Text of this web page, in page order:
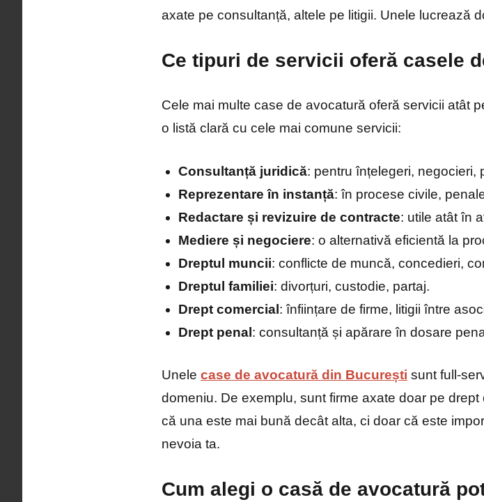
axate pe consultanță, altele pe litigii. Unele lucrează
Ce tipuri de servicii oferă casele
Cele mai multe case de avocatură oferă servicii atât
o listă clară cu cele mai comune servicii:
Consultanță juridică: pentru înțelegeri, negocieri,
Reprezentare în instanță: în procese civile,
Redactare și revizuire de contracte: utile atât în
Mediere și negociere: o alternativă eficientă la
Dreptul muncii: conflicte de muncă, concedieri,
Dreptul familiei: divorțuri, custodie, partaj.
Drept comercial: înființare de firme, litigii între
Drept penal: consultanță și apărare în dosare
Unele case de avocatură din București sunt full-
domeniu. De exemplu, sunt firme axate doar pe
că una este mai bună decât alta, ci doar că este
nevoia ta.
Cum alegi o casă de avocatură